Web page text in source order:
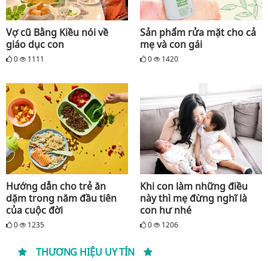
Vợ cũ Bằng Kiều nói về
giáo dục con
0 1111
Sản phẩm rửa mặt cho cả
mẹ và con gái
0 1420
Hướng dẫn cho trẻ ăn
dặm trong năm đầu tiên
của cuộc đời
0 1235
Khi con làm những điều
này thì mẹ đừng nghĩ là
con hư nhé
0 1206
THƯƠNG HIỆU UY TÍN